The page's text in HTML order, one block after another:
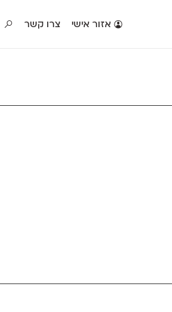
אזור אישי צרו קשר
שנעשו עם
פונטים על־גבי דף A4